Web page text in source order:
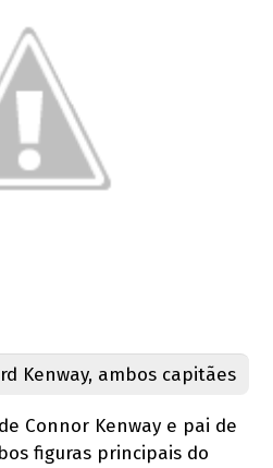
Kenway, ambos capitães
Connor Kenway e pai de
figuras principais do